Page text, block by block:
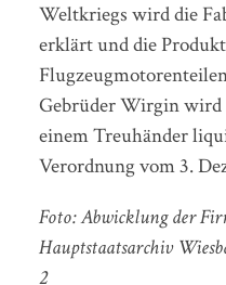
Weltkriegs wird die
erklärt und die
Gebrüder Wirgin wird
einem Treuhänder
Verordnung vom 3.
Foto: Abwicklung der
Hauptstaatsarchiv
2